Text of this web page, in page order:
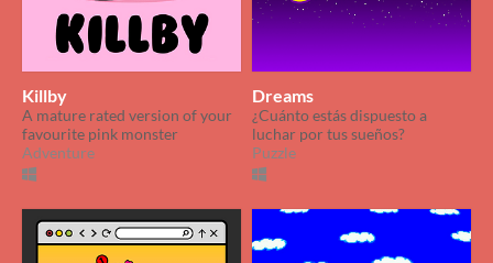
Killby
A mature rated version of your
favourite pink monster
Adventure
Dreams
¿Cuánto estás dispuesto a
luchar por tus sueños?
Puzzle